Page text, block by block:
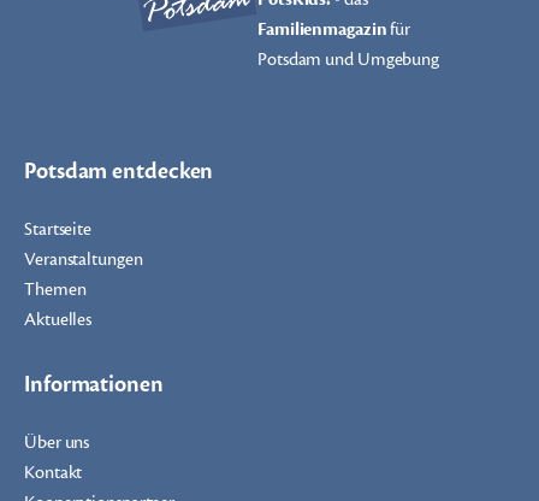
Familienmagazinfür
Potsdam und Umgebung
Potsdam entdecken
Startseite
Veranstaltungen
Themen
Aktuelles
Informationen
Über uns
Kontakt